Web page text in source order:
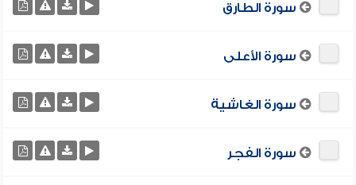
سورة الطارق
سورة الأعلى
سورة الغاشية
سورة الفجر